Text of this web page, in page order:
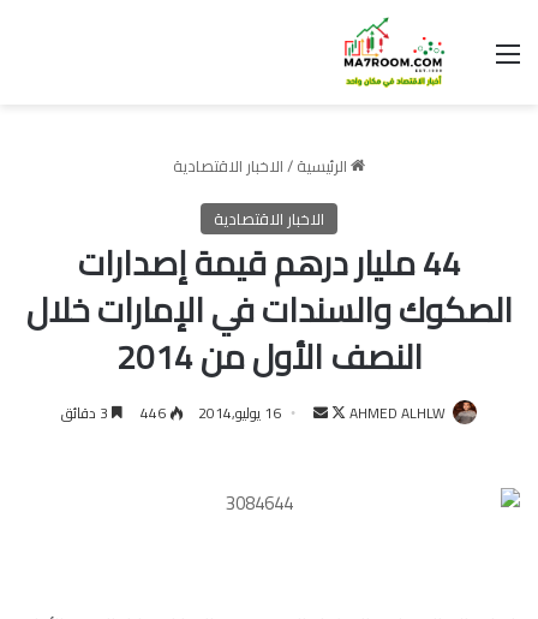
القائمة
الرئيسية/الاخبار الاقتصادية
الاخبار الاقتصادية
44 مليار درهم قيمة إصدارات
الصكوك والسندات في الإمارات خلال
النصف الأول من 2014
AHMED ALHLW
تابعأرسل 16 يوليو,2014 446